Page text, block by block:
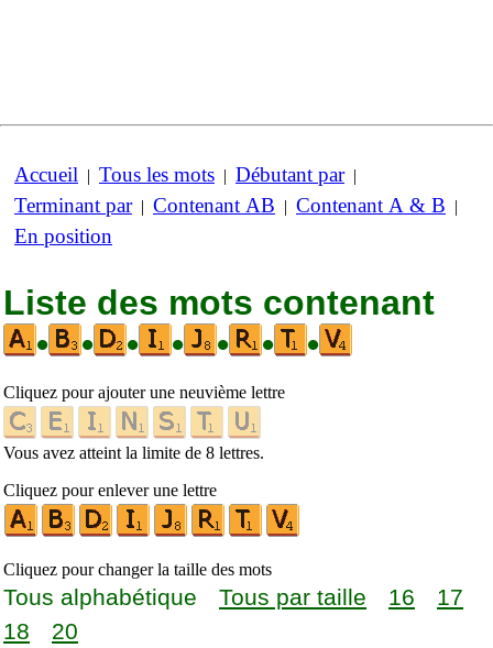
Accueil | Tous les mots | Débutant par|
Terminant par| Contenant AB | Contenant A & B |
En position
Liste des mots contenant
•
• • • • • •
Cliquez pour ajouter une neuvième lettre
Vous avez atteint la limite de 8 lettres.
Cliquez pour enlever une lettre
Cliquez pour changer la taille des mots
Tous alphabétique Tous par taille 16
17
18
20